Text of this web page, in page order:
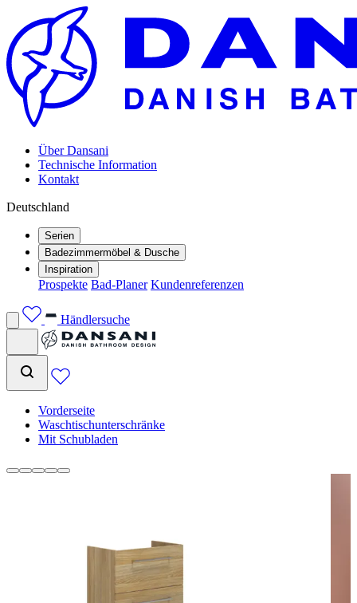
Über Dansani
Technische Information
Kontakt
Deutschland
Serien
Badezimmermöbel & Dusche
Inspiration
Prospekte Bad-Planer Kundenreferenzen
Händlersuche
Vorderseite
Waschtischunterschränke
Mit Schubladen